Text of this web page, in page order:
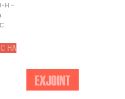
Н -
НА